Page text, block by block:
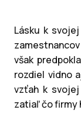
Lásku k
však
rozdiel vidno
vzťah k svojej
zatiaľ čo firmy